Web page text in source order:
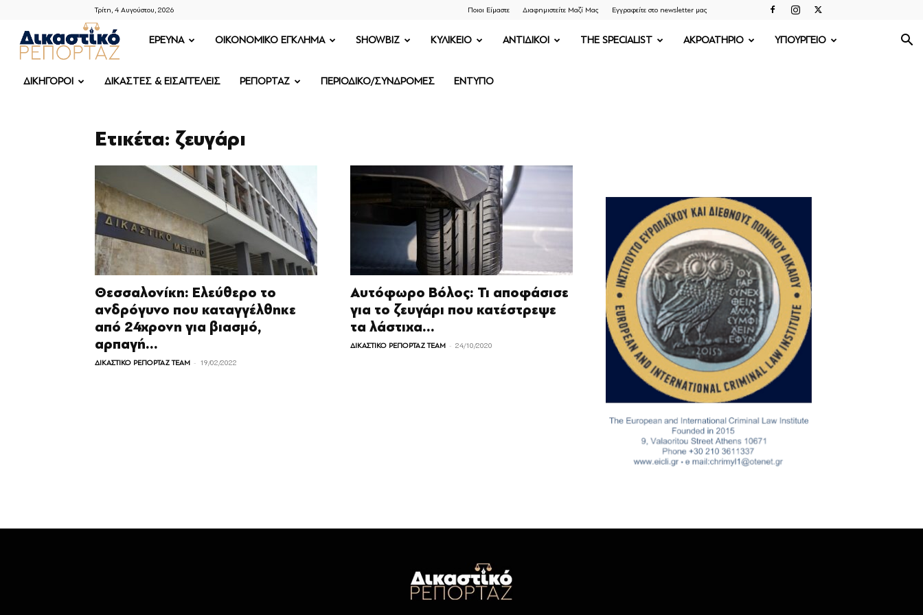
Τρίτη, 4 Αυγούστου, 2026 Ποιοι Είμαστε Διαφημιστείτε Μαζί Μας Εγγραφείτε στο newsletter μας
ΔΙΚΑΣΤΙΚΟ
ΡΕΠΟΡΤΑΖ
ΕΡΕΥΝΑ OIKONOMIKO ΕΓΚΛΗΜΑ SHOWBIZ ΚΥΛΙΚΕΙΟ ΑΝΤΙΔΙΚΟΙ THE SPECIALIST ΑΚΡΟΑΤΗΡΙΟ ΥΠΟΥΡΓΕΙΟ
ΔΙΚΗΓΟΡΟΙ ΔΙΚΑΣΤΕΣ & ΕΙΣΑΓΓΕΛΕΙΣ ΡΕΠΟΡΤΑΖ ΠΕΡΙΟΔΙΚΟ/ΣΥΝΔΡΟΜΕΣ ΕΝΤΥΠΟ
Ετικέτα: ζευγάρι
Θεσσαλονίκη: Ελεύθερο το
ανδρόγυνο που καταγγέλθηκε
από 24χρονη για βιασμό,
αρπαγή...
ΔΙΚΑΣΤΙΚΟ ΡΕΠΟΡΤΑΖ TEAM - 19/02/2022
Αυτόφωρο Βόλος: Τι αποφάσισε
για το ζευγάρι που κατέστρεψε
τα λάστιχα...
ΔΙΚΑΣΤΙΚΟ ΡΕΠΟΡΤΑΖ TEAM - 24/10/2020